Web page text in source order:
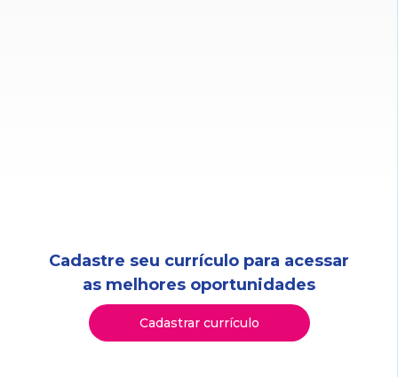
Cadastre seu currículo para acessar
as melhores oportunidades
Cadastrar currículo